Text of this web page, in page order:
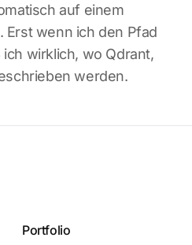
auf einem
Erst wenn ich den Pfad
wirklich, wo Qdrant,
werden.
Portfolio